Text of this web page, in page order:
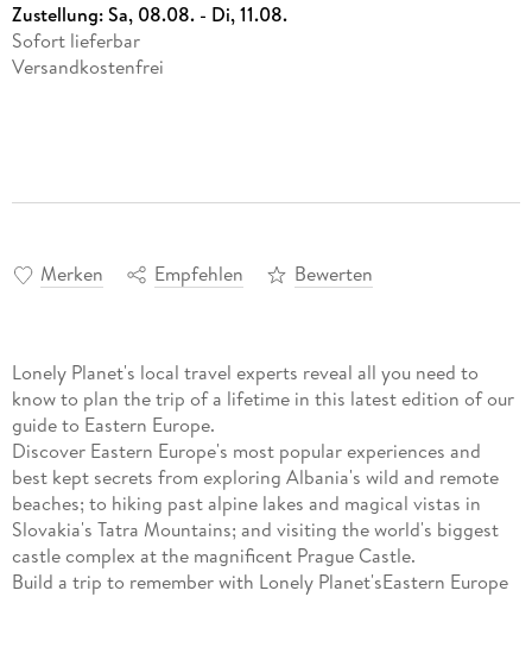
Zustellung:Sa, 08.08. - Di, 11.08.
Sofort lieferbar
Versandkostenfrei
Merken Empfehlen Bewerten
Lonely Planet's local travel experts reveal all you need to
know to plan the trip of a lifetime in this latest edition of our
guide to Eastern Europe.
Discover Eastern Europe's most popular experiences and
best kept secrets from exploring Albania's wild and remote
beaches; to hiking past alpine lakes and magical vistas in
Slovakia's Tatra Mountains; and visiting the world's biggest
castle complex at the magnificent Prague Castle.
Build a trip to remember with Lonely Planet'sEastern Europe